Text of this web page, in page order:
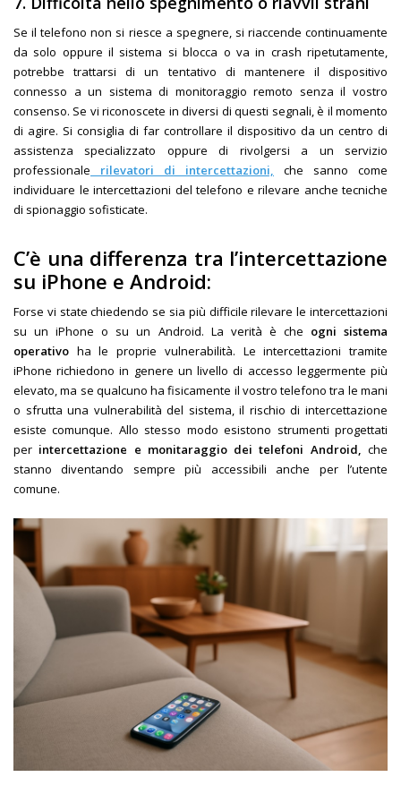
Se il telefono non si riesce a spegnere, si riaccende continuamente
da solo oppure il sistema si blocca o va in crash ripetutamente,
potrebbe trattarsi di un tentativo di mantenere il dispositivo
connesso a un sistema di monitoraggio remoto senza il vostro
consenso. Se vi riconoscete in diversi di questi segnali, è il momento
di agire. Si consiglia di far controllare il dispositivo da un centro di
assistenza specializzato oppure di rivolgersi a un servizio
professionale rilevatori di intercettazioni, che sanno come
individuare le intercettazioni del telefono e rilevare anche tecniche
di spionaggio sofisticate.
C’è una differenza tra l’intercettazione
su iPhone e Android:
Forse vi state chiedendo se sia più difficile rilevare le intercettazioni
su un iPhone o su un Android. La verità è che ogni sistema
operativo ha le proprie vulnerabilità. Le intercettazioni tramite
iPhone richiedono in genere un livello di accesso leggermente più
elevato, ma se qualcuno ha fisicamente il vostro telefono tra le mani
o sfrutta una vulnerabilità del sistema, il rischio di intercettazione
esiste comunque. Allo stesso modo esistono strumenti progettati
per intercettazione e monitaraggio dei telefoni Android, che
stanno diventando sempre più accessibili anche per l’utente
comune.